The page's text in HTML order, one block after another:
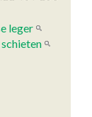
leger
schieten